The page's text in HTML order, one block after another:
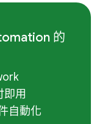
的
即用
自動化